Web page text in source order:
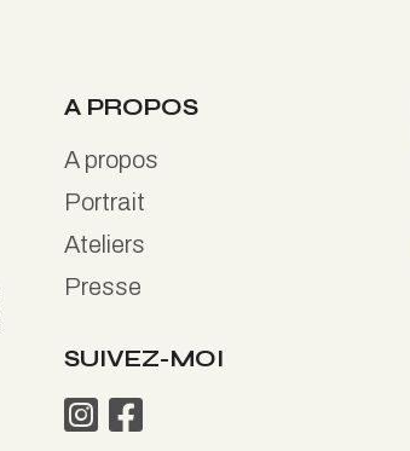
A PROPOS
A propos
Portrait
Ateliers
Presse
SUIVEZ-MOI